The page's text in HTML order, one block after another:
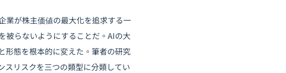
が株主価値の最大化を追求する一
被らないようにすることだ。AIの大
形態を根本的に変えた。筆者の研究
スリスクを三つの類型に分類してい